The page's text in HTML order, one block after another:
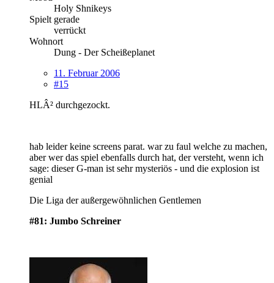
Holy Shnikeys
Spielt gerade
verrückt
Wohnort
Dung - Der Scheißeplanet
11. Februar 2006
#15
HLÂ² durchgezockt.
hab leider keine screens parat. war zu faul welche zu machen,
aber wer das spiel ebenfalls durch hat, der versteht, wenn ich
sage: dieser G-man ist sehr mysteriös - und die explosion ist
genial
Die Liga der außergewöhnlichen Gentlemen
#81: Jumbo Schreiner